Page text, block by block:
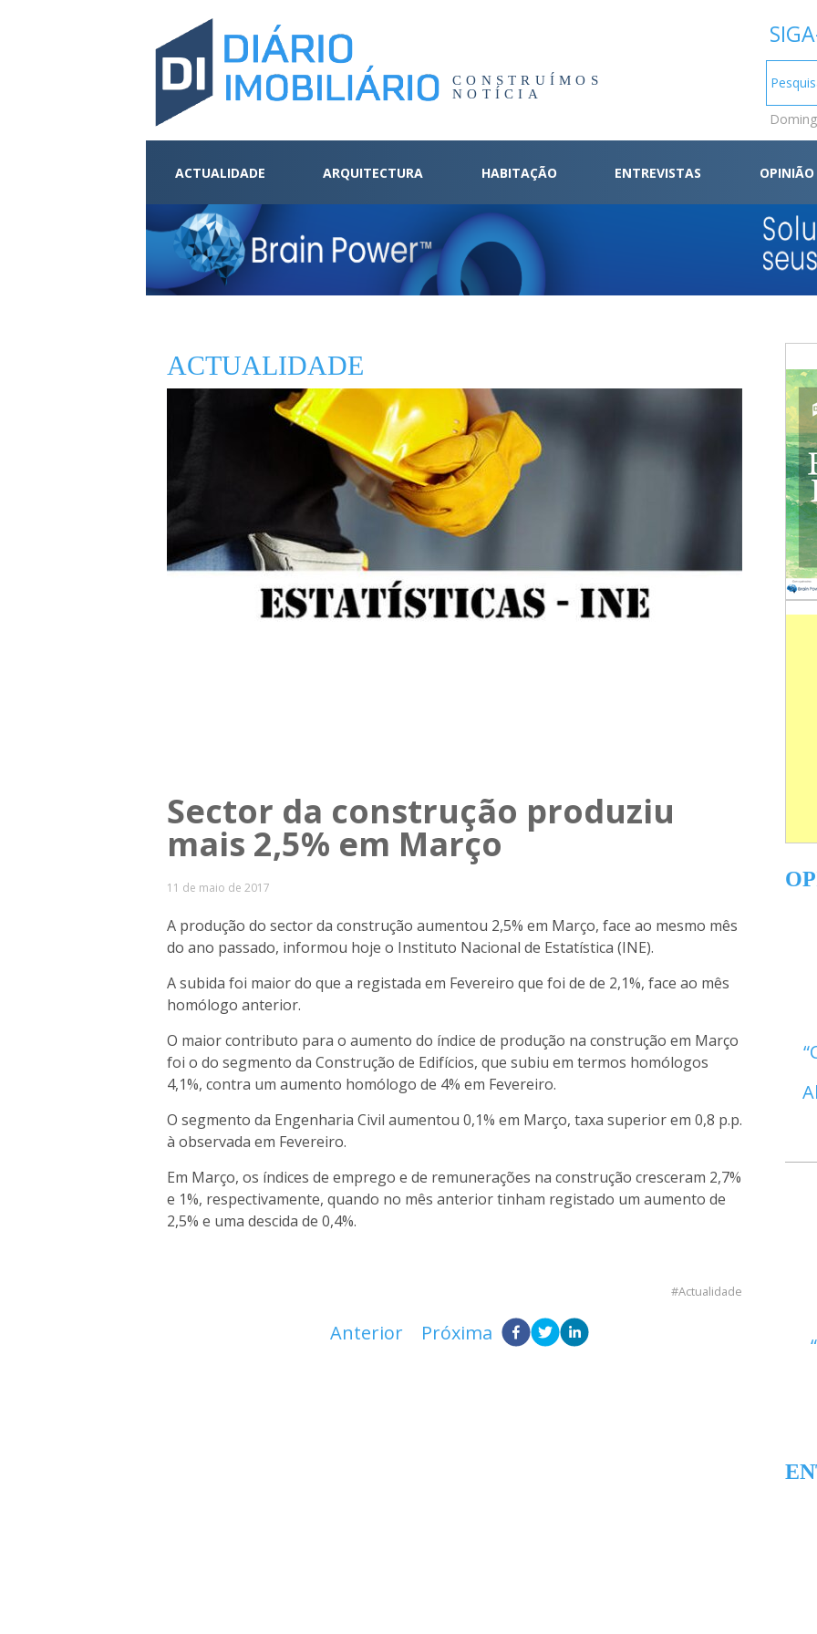
CONSTRUÍMOS
NOTÍCIA
ACTUALIDADE ARQUITECTURA HABITAÇÃO ENTREVISTAS OPINIÃO
ACTUALIDADE
Sector da construção produziu
mais 2,5% em Março
11 de maio de 2017
A produção do sector da construção aumentou 2,5% em Março, face ao mesmo mês
do ano passado, informou hoje o Instituto Nacional de Estatística (INE).
A subida foi maior do que a registada em Fevereiro que foi de de 2,1%, face ao mês
homólogo anterior.
O maior contributo para o aumento do índice de produção na construção em Março
foi o do segmento da Construção de Edifícios, que subiu em termos homólogos
4,1%, contra um aumento homólogo de 4% em Fevereiro.
O segmento da Engenharia Civil aumentou 0,1% em Março, taxa superior em 0,8 p.p.
à observada em Fevereiro.
Em Março, os índices de emprego e de remunerações na construção cresceram 2,7%
e 1%, respectivamente, quando no mês anterior tinham registado um aumento de
2,5% e uma descida de 0,4%.
Actualidade
Anterior Próxima